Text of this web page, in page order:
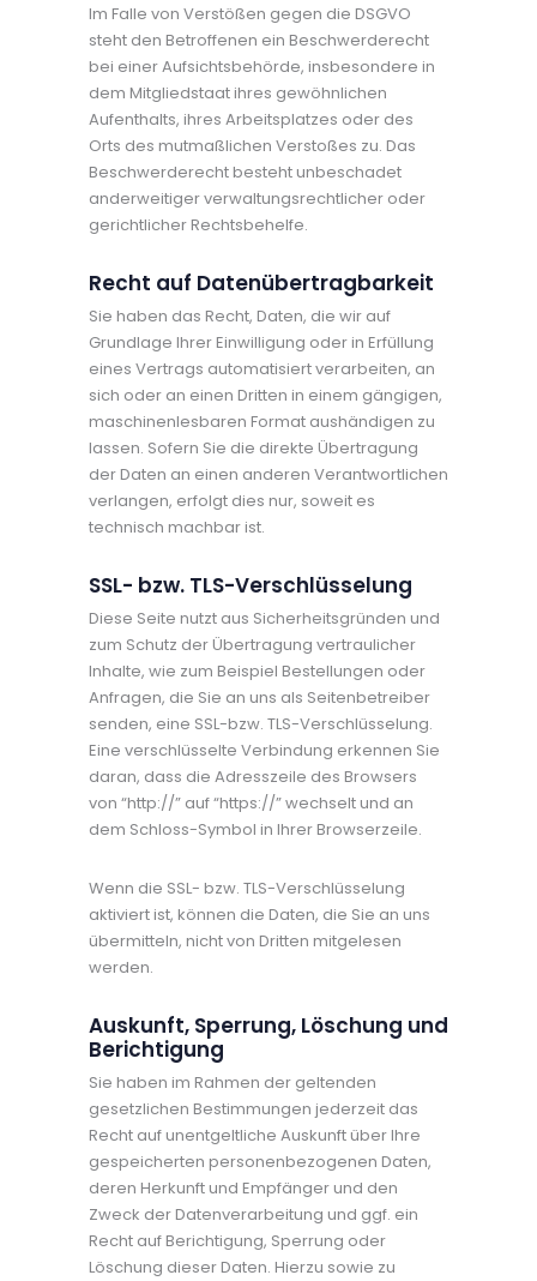
Im Falle von Verstößen gegen die DSGVO
steht den Betroffenen ein Beschwerderecht
bei einer Aufsichtsbehörde, insbesondere in
dem Mitgliedstaat ihres gewöhnlichen
Aufenthalts, ihres Arbeitsplatzes oder des
Orts des mutmaßlichen Verstoßes zu. Das
Beschwerderecht besteht unbeschadet
anderweitiger verwaltungsrechtlicher oder
gerichtlicher Rechtsbehelfe.
Recht auf Datenübertragbarkeit
Sie haben das Recht, Daten, die wir auf
Grundlage Ihrer Einwilligung oder in Erfüllung
eines Vertrags automatisiert verarbeiten, an
sich oder an einen Dritten in einem gängigen,
maschinenlesbaren Format aushändigen zu
lassen. Sofern Sie die direkte Übertragung
der Daten an einen anderen Verantwortlichen
verlangen, erfolgt dies nur, soweit es
technisch machbar ist.
SSL- bzw. TLS-Verschlüsselung
Diese Seite nutzt aus Sicherheitsgründen und
zum Schutz der Übertragung vertraulicher
Inhalte, wie zum Beispiel Bestellungen oder
Anfragen, die Sie an uns als Seitenbetreiber
senden, eine SSL-bzw. TLS-Verschlüsselung.
Eine verschlüsselte Verbindung erkennen Sie
daran, dass die Adresszeile des Browsers
von “http://” auf “https://” wechselt und an
dem Schloss-Symbol in Ihrer Browserzeile.
Wenn die SSL- bzw. TLS-Verschlüsselung
aktiviert ist, können die Daten, die Sie an uns
übermitteln, nicht von Dritten mitgelesen
werden.
Auskunft, Sperrung, Löschung und
Berichtigung
Sie haben im Rahmen der geltenden
gesetzlichen Bestimmungen jederzeit das
Recht auf unentgeltliche Auskunft über Ihre
gespeicherten personenbezogenen Daten,
deren Herkunft und Empfänger und den
Zweck der Datenverarbeitung und ggf. ein
Recht auf Berichtigung, Sperrung oder
Löschung dieser Daten. Hierzu sowie zu